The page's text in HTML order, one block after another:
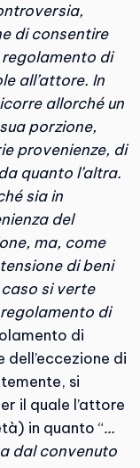
di consentire
di
all’attore. In
allorché un
porzione,
provenienze, di
quanto l’altra.
sia in
del
ma, come
di beni
si verte
di
di
di
si
il quale l’attore
in quanto “…
dal convenuto